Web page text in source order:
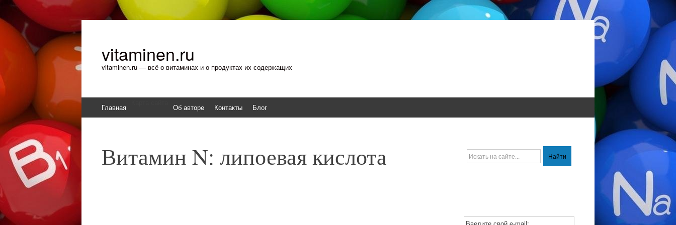
vitaminen.ru
vitaminen.ru — всё о витаминах и о продуктах их содержащих
Перейти к содержимому
Главная Об авторе Контакты Блог
Витамин N: липоевая кислота